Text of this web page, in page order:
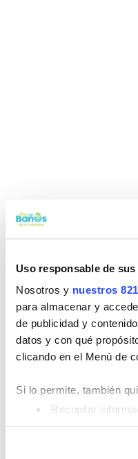
Uso responsable de
Nosotros y nuestros
para almacenar y
de publicidad y
datos y con qué
clicando en el Menú de
Si lo permite, también
Recopilar